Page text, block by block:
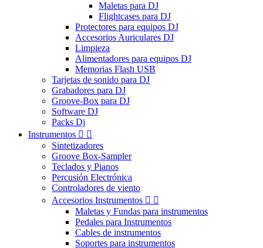
Maletas para DJ
Flightcases para DJ
Protectores para equipos DJ
Accesorios Auriculares DJ
Limpieza
Alimentadores para equipos DJ
Memorias Flash USB
Tarjetas de sonido para DJ
Grabadores para DJ
Groove-Box para DJ
Software DJ
Packs Dj
Instrumentos  
Sintetizadores
Groove Box-Sampler
Teclados y Pianos
Percusión Electrónica
Controladores de viento
Accesorios Instrumentos  
Maletas y Fundas para instrumentos
Pedales para Instrumentos
Cables de instrumentos
Soportes para instrumentos